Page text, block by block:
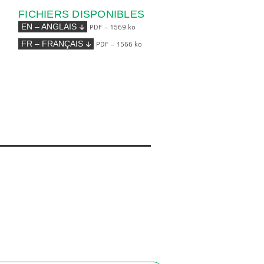
FICHIERS DISPONIBLES
EN – ANGLAIS PDF – 1569 ko
FR – FRANÇAIS PDF – 1566 ko